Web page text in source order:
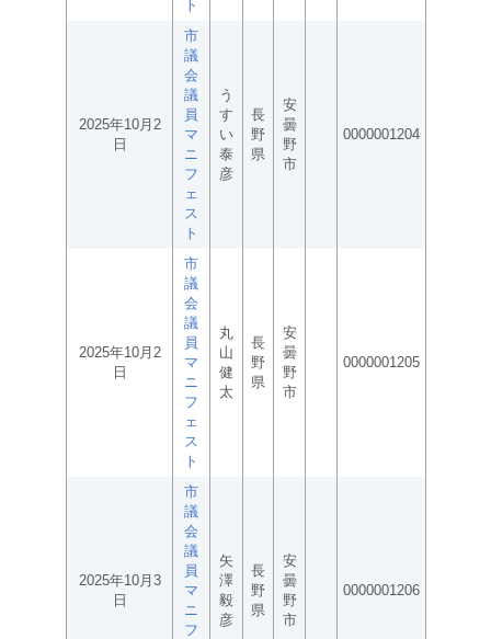
ト
2025年10月2
日
市
議
会
議
員
マ
ニ
フ
ェ
ス
ト
う
す
い
泰
彦
長
野
県
安
曇
野
市
0000001204
2025年10月2
日
市
議
会
議
員
マ
ニ
フ
ェ
ス
ト
丸
山
健
太
長
野
県
安
曇
野
市
0000001205
2025年10月3
日
市
議
会
議
員
マ
ニ
フ
矢
澤
毅
彦
長
野
県
安
曇
野
市
0000001206